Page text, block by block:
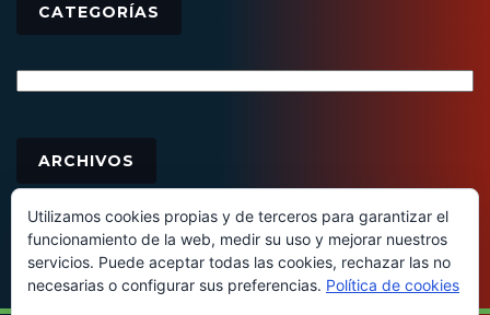
CATEGORÍAS
ARCHIVOS
Utilizamos cookies propias y de terceros para garantizar el
funcionamiento de la web, medir su uso y mejorar nuestros
servicios. Puede aceptar todas las cookies, rechazar las no
necesarias o configurar sus preferencias. Política de cookies